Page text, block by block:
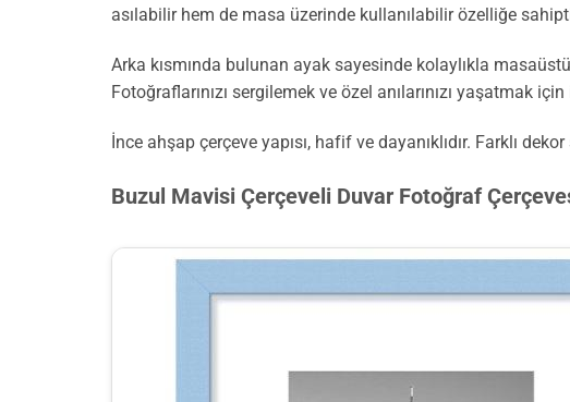
asılabilir hem de masa üzerinde kullanılabilir özelliğe
Arka kısmında bulunan ayak sayesinde kolaylıkla
Fotoğraflarınızı sergilemek ve özel anılarınızı yaşatmak
İnce ahşap çerçeve yapısı, hafif ve dayanıklıdır. Farklı
Buzul Mavisi Çerçeveli Duvar Fotoğraf